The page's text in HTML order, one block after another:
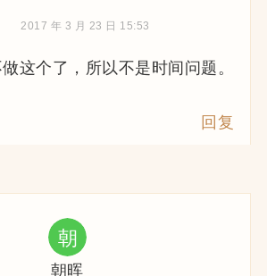
2017 年 3 月 23 日 15:53
这个了，所以不是时间问题。
回复
朝晖